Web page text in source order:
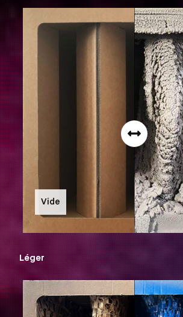
Vide
Léger